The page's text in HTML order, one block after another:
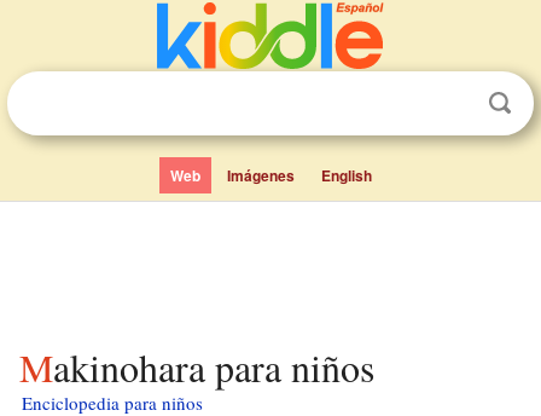
Web Imágenes English
Makinohara para niños
Enciclopedia para niños